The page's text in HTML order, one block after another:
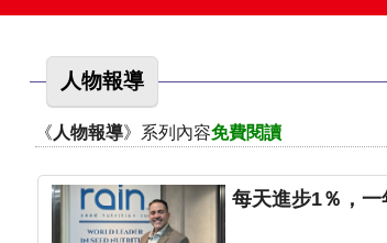
人物報導
《 人物報導》系列內容免費閱讀